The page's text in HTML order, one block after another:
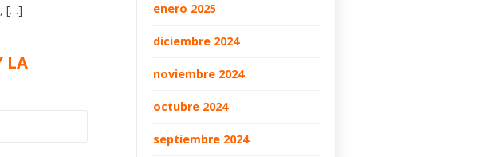
[…]
LA
enero 2025
diciembre 2024
noviembre 2024
octubre 2024
septiembre 2024